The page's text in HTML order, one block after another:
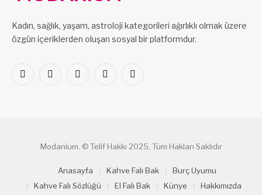
Kadın, sağlık, yaşam, astroloji kategorileri ağırlıklı olmak üzere
özgün içeriklerden oluşan sosyal bir platformdur.
Facebook
X
PinterestLinkedInVKontakte
Modanium. © Telif Hakkı 2025, Tüm Hakları Saklıdır
Anasayfa Kahve Falı Bak
Burç Uyumu
Kahve Falı Sözlüğü
El Falı Bak Künye Hakkımızda